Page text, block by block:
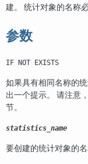
建。 统计对象的名称
参数
IF NOT EXISTS
如果具有相同名称的
出一个提示。 请注意
节。
statistics_name
要创建的统计对象的